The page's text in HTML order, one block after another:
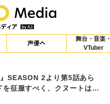
声優
舞台・音楽・
VTuber
SEASON 2より第5話あら
征服すべく、クヌートは…